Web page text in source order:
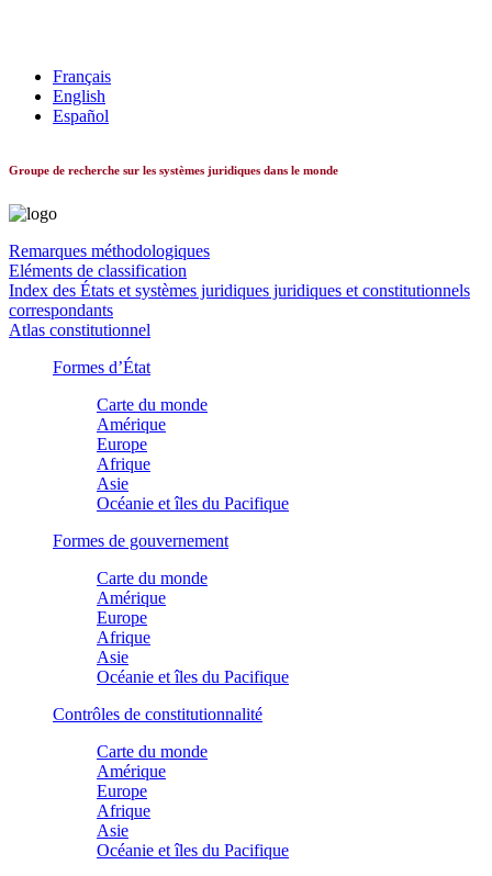
Français
English
Español
Groupe de recherche sur les systèmes juridiques dans le monde
Remarques méthodologiques
Eléments de classification
Index des États et systèmes juridiques juridiques et constitutionnels
correspondants
Atlas constitutionnel
Formes d’État
Carte du monde
Amérique
Europe
Afrique
Asie
Océanie et îles du Pacifique
Formes de gouvernement
Carte du monde
Amérique
Europe
Afrique
Asie
Océanie et îles du Pacifique
Contrôles de constitutionnalité
Carte du monde
Amérique
Europe
Afrique
Asie
Océanie et îles du Pacifique